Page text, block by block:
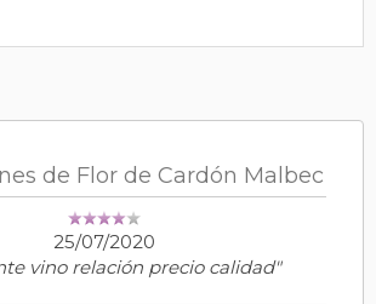
de Flor de Cardón Malbec
25/07/2020
vino relación precio calidad"